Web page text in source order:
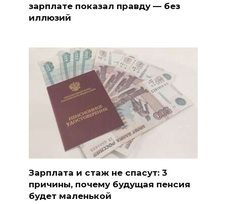
зарплате показал правду — без
иллюзий
Зарплата и стаж не спасут: 3
причины, почему будущая пенсия
будет маленькой